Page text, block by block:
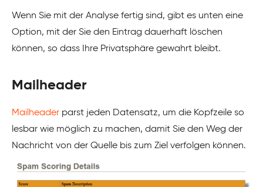
Wenn Sie mit der Analyse fertig sind, gibt es unten eine
Option, mit der Sie den Eintrag dauerhaft löschen
können, so dass Ihre Privatsphäre gewahrt bleibt.
Mailheader
Mailheader parst jeden Datensatz, um die Kopfzeile so
lesbar wie möglich zu machen, damit Sie den Weg der
Nachricht von der Quelle bis zum Ziel verfolgen können.